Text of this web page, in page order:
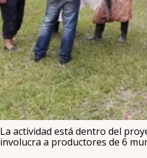
La actividad está dentro del
involucra a productores de 6